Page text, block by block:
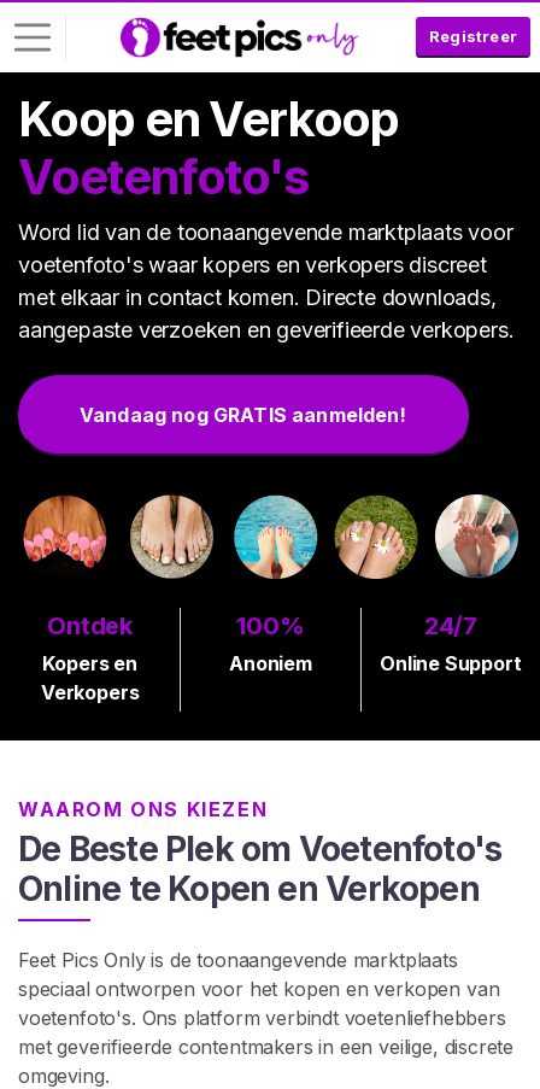
Registreer
Koop en Verkoop
Voetenfoto's
Word lid van de toonaangevende marktplaats voor
voetenfoto's waar kopers en verkopers discreet
met elkaar in contact komen. Directe downloads,
aangepaste verzoeken en geverifieerde verkopers.
Vandaag nog GRATIS aanmelden!
Ontdek
Kopers en
Verkopers
100%
Anoniem
24/7
Online Support
WAAROM ONS KIEZEN
De Beste Plek om Voetenfoto's
Online te Kopen en Verkopen
Feet Pics Only is de toonaangevende marktplaats
speciaal ontworpen voor het kopen en verkopen van
voetenfoto's. Ons platform verbindt voetenliefhebbers
met geverifieerde contentmakers in een veilige, discrete
omgeving.
I
l
g
g
e
n
R
A
T
E
G
>
H
o
m
V
e
r
k